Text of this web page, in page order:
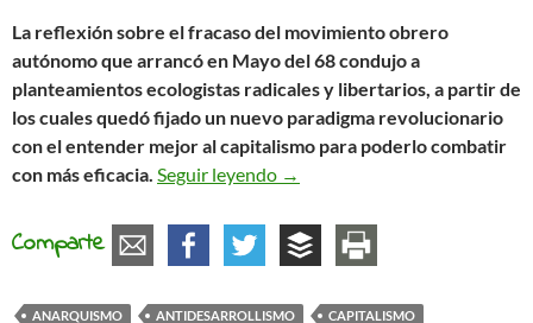
La reflexión sobre el fracaso del movimiento obrero
autónomo que arrancó en Mayo del 68 condujo a
planteamientos ecologistas radicales y libertarios, a partir de
los cuales quedó fijado un nuevo paradigma revolucionario
con el entender mejor al capitalismo para poderlo combatir
con más eficacia. Seguir leyendo ¿Que es el antidesarrollismo?
→
Comparte
ANARQUISMO ANTIDESARROLLISMO
CAPITALISMO